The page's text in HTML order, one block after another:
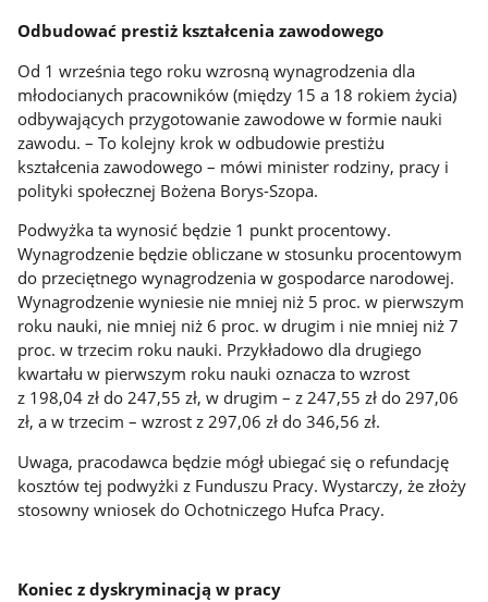
Odbudować prestiż kształcenia zawodowego
Od 1 września tego roku wzrosną wynagrodzenia dla
młodocianych pracowników (między 15 a 18 rokiem życia)
odbywających przygotowanie zawodowe w formie nauki
zawodu. – To kolejny krok w odbudowie prestiżu
kształcenia zawodowego – mówi minister rodziny, pracy i
polityki społecznej Bożena Borys-Szopa.
Podwyżka ta wynosić będzie 1 punkt procentowy.
Wynagrodzenie będzie obliczane w stosunku procentowym
do przeciętnego wynagrodzenia w gospodarce narodowej.
Wynagrodzenie wyniesie nie mniej niż 5 proc. w pierwszym
roku nauki, nie mniej niż 6 proc. w drugim i nie mniej niż 7
proc. w trzecim roku nauki. Przykładowo dla drugiego
kwartału w pierwszym roku nauki oznacza to wzrost
z 198,04 zł do 247,55 zł, w drugim – z 247,55 zł do 297,06
zł, a w trzecim – wzrost z 297,06 zł do 346,56 zł.
Uwaga, pracodawca będzie mógł ubiegać się o refundację
kosztów tej podwyżki z Funduszu Pracy. Wystarczy, że złoży
stosowny wniosek do Ochotniczego Hufca Pracy.
Koniec z dyskryminacją w pracy